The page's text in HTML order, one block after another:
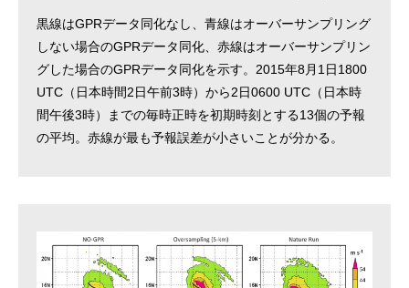
黒線はGPRデータ同化なし、青線はオーバーサンプリング
しない場合のGPRデータ同化、赤線はオーバーサンプリン
グした場合のGPRデータ同化を示す。2015年8月1日1800
UTC（日本時間2日午前3時）から2日0600 UTC（日本時
間午後3時）までの毎時正時を初期時刻とする13個の予報
の平均。赤線が最も予報誤差が小さいことが分かる。